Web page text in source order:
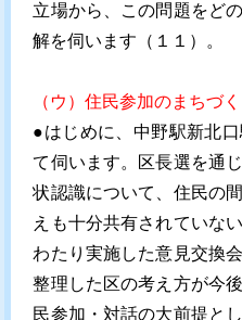
立場から、この問題をど
解を伺います（１１）。
（ウ）住民参加のまちづ
●はじめに、中野駅新北
て伺います。区長選を通
状認識について、住民の
えも十分共有されていな
わたり実施した意見交換
整理した区の考え方が今
民参加・対話の大前提と